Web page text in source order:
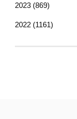
2023 (869)
2022 (1161)